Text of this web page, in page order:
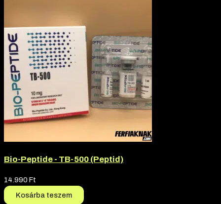
Bio-Peptide - TB-500 (Peptid)
14.990 Ft
Kosárba teszem